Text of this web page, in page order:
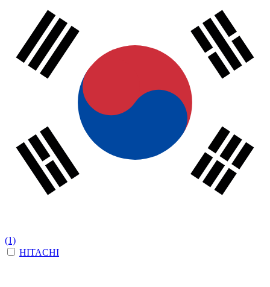
(1)
HITACHI